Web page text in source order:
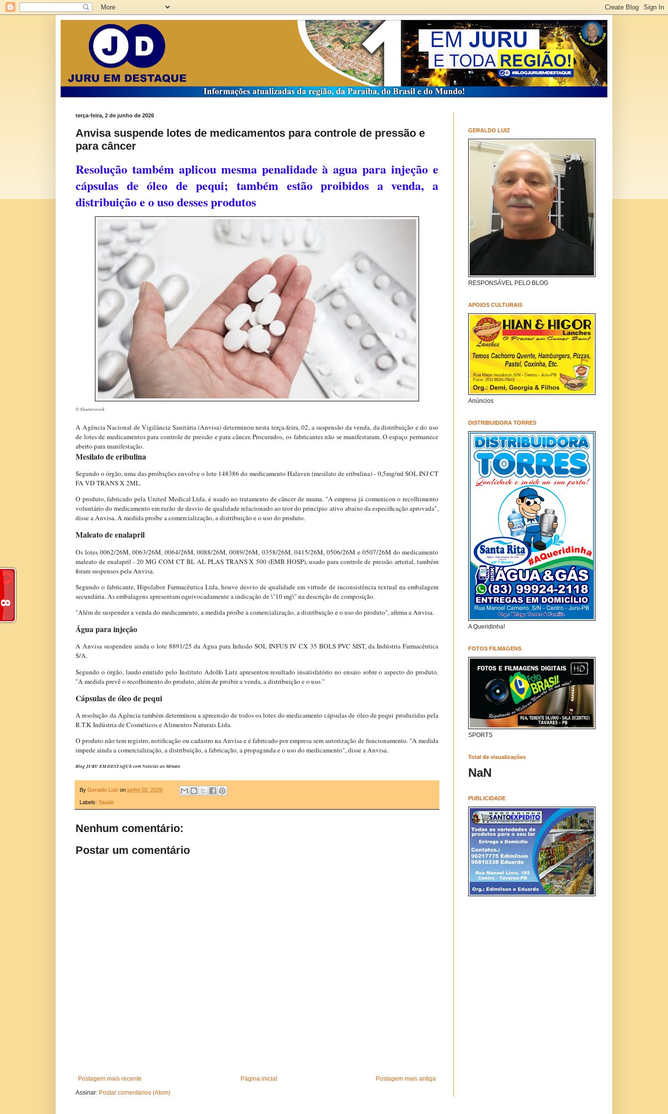
terça-feira, 2 de junho de 2026
Anvisa suspende lotes de medicamentos para controle de pressão e
para câncer
Resolução também aplicou mesma penalidade à agua para injeção e
cápsulas de óleo de pequi; também estão proibidos a venda, a
distribuição e o uso desses produtos
© Shutterstock
A Agência Nacional de Vigilância Sanitária (Anvisa) determinou nesta terça-feira, 02, a suspensão da venda, da distribuição e do uso
de lotes de medicamentos para controle de pressão e para câncer. Procurados, os fabricantes não se manifestaram. O espaço permanece
aberto para manifestação.
Mesilato de eribulina
Segundo o órgão, uma das proibições envolve o lote 148386 do medicamento Halaven (mesilato de eribulina) - 0,5mg/ml SOL INJ CT
FA VD TRANS X 2ML.
O produto, fabricado pela United Medical Ltda, é usado no tratamento de câncer de mama. "A empresa já comunicou o recolhimento
voluntário do medicamento em razão de desvio de qualidade relacionado ao teor do princípio ativo abaixo da especificação aprovada",
disse a Anvisa. A medida proíbe a comercialização, a distribuição e o uso do produto.
Maleato de enalapril
Os lotes 0062/26M, 0063/26M, 0064/26M, 0088/26M, 0089/26M, 0358/26M, 0415/26M, 0506/26M e 0507/26M do medicamento
maleato de enalapril - 20 MG COM CT BL AL PLAS TRANS X 500 (EMB HOSP), usado para controle de pressão arterial, também
foram suspensos pela Anvisa.
Segundo o fabricante, Hipolabor Farmacêutica Ltda, houve desvio de qualidade em virtude de inconsistência textual na embalagem
secundária. As embalagens apresentam equivocadamente a indicação de \"10 mg\" na descrição de composição.
"Além de suspender a venda do medicamento, a medida proíbe a comercialização, a distribuição e o uso do produto", afirma a Anvisa.
Água para injeção
A Anvisa suspendeu ainda o lote 8891/25 da Água para Infusão SOL INFUS IV CX 35 BOLS PVC SIST, da Indústria Farmacêutica
S/A.
Segundo o órgão, laudo emitido pelo Instituto Adolfo Lutz apresentou resultado insatisfatório no ensaio sobre o aspecto do produto.
"A medida prevê o recolhimento do produto, além de proibir a venda, a distribuição e o uso."
Cápsulas de óleo de pequi
A resolução da Agência também determinou a apreensão de todos os lotes do medicamento cápsulas de óleo de pequi produzidas pela
R.T.K Indústria de Cosméticos e Alimentos Naturais Ltda.
O produto não tem registro, notificação ou cadastro na Anvisa e é fabricado por empresa sem autorização de funcionamento. "A medida
impede ainda a comercialização, a distribuição, a fabricação, a propaganda e o uso do medicamento", disse a Anvisa.
Blog JURU EM DESTAQUE com Notícias ao Minuto
By Geraldo Luiz on junho 02, 2026
Labels: Saúde
Nenhum comentário:
Postar um comentário
Postagem mais recente Postagem mais antiga
Página inicial
Assinar: Postar comentários (Atom)
GERALDO LUIZ
RESPONSÁVEL PELO BLOG
APOIOS CULTURAIS
Anúncios
DISTRIBUIDORA TORRES
A Queridinha!
FOTOS FILMAGENS
SPORTS
Total de visualizações
NaN
PUBLICIDADE